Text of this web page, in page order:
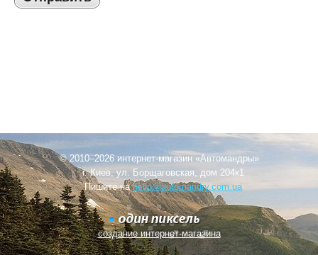
© 2010–2026 интернет-магазин «Автомандры»
г. Киев, ул. Борщаговская, дом 204к1
Пишите наhello@automandry.com.ua
создание интернет-магазина